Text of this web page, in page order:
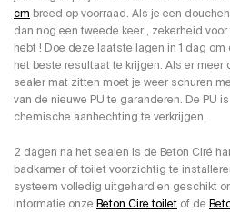
cm breed op voorraad. Als je een
dan nog een tweede keer , zekerheid
hebt ! Doe deze laatste lagen in 1 dag
het beste resultaat te krijgen. Als er meer
sealer mat zitten moet je weer schuren
van de nieuwe PU te garanderen. De PU
chemische aanhechting te verkrijgen.
2 dagen na het sealen is de Beton Ciré
badkamer of toilet voorzichtig te
systeem volledig uitgehard en geschikt
informatie onze Beton Cire toilet of de